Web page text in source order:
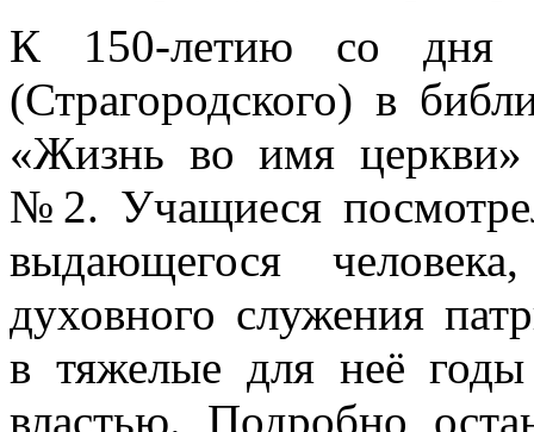
К 150-летию со дня
(Страгородского) в
«Жизнь во имя церкви»
№2. Учащиеся
выдающегося
духовного служения
в тяжелые для неё годы
властью. Подробно